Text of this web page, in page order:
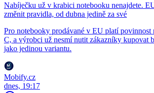
Nabíječku už v krabici notebooku nenajdete.
změnit pravidla, od dubna jedině za své
Pro notebooky prodávané v EU platí povinnost
C, a výrobci už nesmí nutit zákazníky kupovat
jako jedinou variantu.
Mobify.cz
dnes, 19:17